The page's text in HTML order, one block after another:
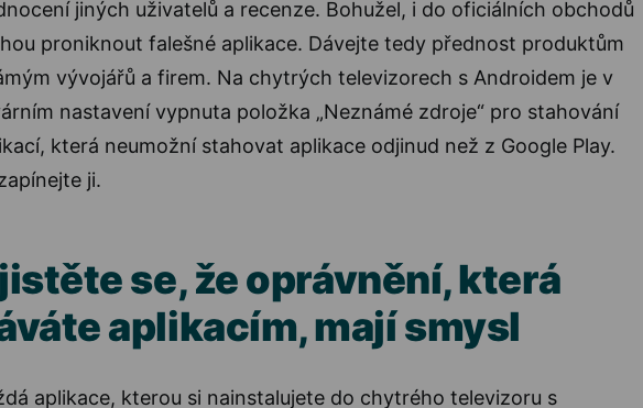
jiných uživatelů a recenze. Bohužel, i do oficiálních obchodů
proniknout falešné aplikace. Dávejte tedy přednost produktům
vývojářů a firem. Na chytrých televizorech s Androidem je v
nastavení vypnuta položka „Neznámé zdroje“ pro stahování
která neumožní stahovat aplikace odjinud než z Google Play.
ji.
se, že oprávnění, která
aplikacím, mají smysl
aplikace, kterou si nainstalujete do chytrého televizoru s